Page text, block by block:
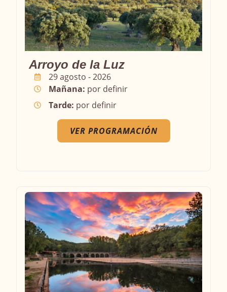
Arroyo de la Luz
29 agosto - 2026
Mañana: por definir
Tarde: por definir
VER PROGRAMACIÓN